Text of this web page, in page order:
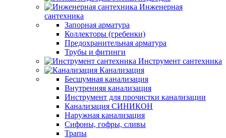
Инженерная
сантехника
Запорная арматура
Коллекторы (гребенки)
Предохранительная арматура
Трубы и фитинги
Инструмент сантехника
Канализация
Бесшумная канализация
Внутренняя канализация
Инструмент для прочистки канализации
Канализация СИНИКОН
Наружная канализация
Сифоны, гофры, сливы
Трапы